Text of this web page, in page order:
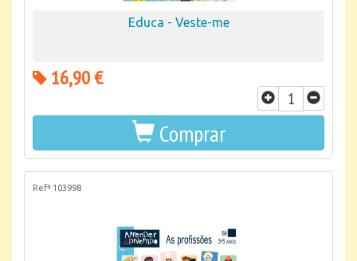
Educa - Veste-me
16,90 €
Comprar
Refª 103998